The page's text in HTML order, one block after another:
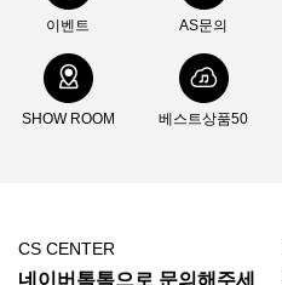
이벤트 AS문의
SHOW ROOM 베스트상품50
CS CENTER
네이버톡톡으로 문의해주세